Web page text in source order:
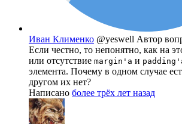
Иван Клименко @yeswell Автор
Если честно, то непонятно, как на
или отсутствие margin'а и
элемента. Почему в одном случае
другом их нет?
Написано более трёх лет назад